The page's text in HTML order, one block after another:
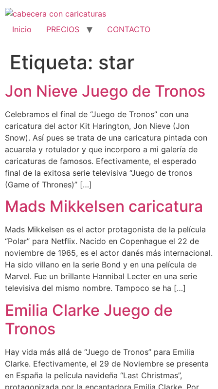
al
contenido
Inicio PRECIOS CONTACTO
Etiqueta: star
Jon Nieve Juego de Tronos
Celebramos el final de “Juego de Tronos” con una
caricatura del actor Kit Harington, Jon Nieve (Jon
Snow). Así pues se trata de una caricatura pintada con
acuarela y rotulador y que incorporo a mi galería de
caricaturas de famosos. Efectivamente, el esperado
final de la exitosa serie televisiva “Juego de tronos
(Game of Thrones)” […]
Mads Mikkelsen caricatura
Mads Mikkelsen es el actor protagonista de la película
“Polar” para Netflix. Nacido en Copenhague el 22 de
noviembre de 1965, es el actor danés más internacional.
Ha sido villano en la serie Bond y en una película de
Marvel. Fue un brillante Hannibal Lecter en una serie
televisiva del mismo nombre. Tampoco se ha […]
Emilia Clarke Juego de
Tronos
Hay vida más allá de “Juego de Tronos” para Emilia
Clarke. Efectivamente, el 29 de Noviembre se presenta
en España la película navideña “Last Christmas”,
protagonizada por la encantadora Emilia Clarke. Por